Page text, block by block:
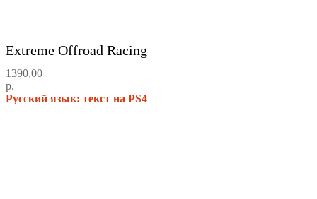
Extreme Offroad Racing
1390,00
р.
Русский язык: текст на PS4